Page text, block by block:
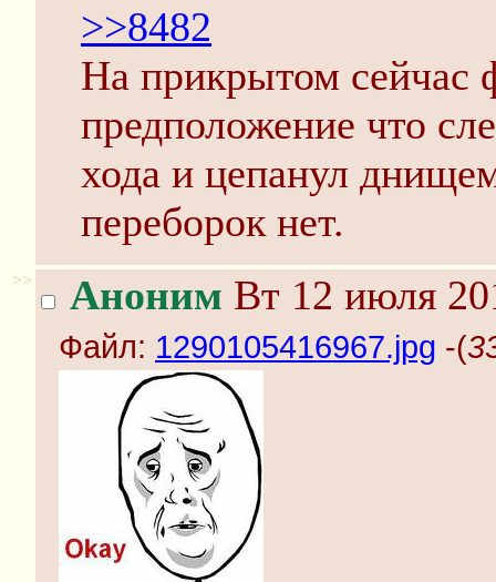
>>8482
На прикрытом сейчас
предположение что
хода и цепанул
переборок нет.
>> Аноним Вт 12 июля
Файл: 1290105416967.jpg -(